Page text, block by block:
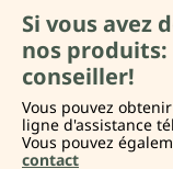
Si vous avez
nos produits:
conseiller!
Vous pouvez
ligne d'assistance
Vous pouvez
contact